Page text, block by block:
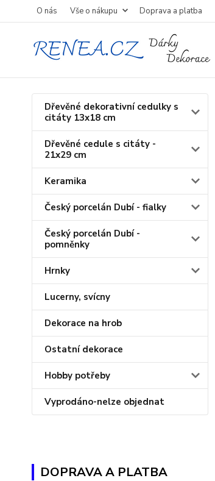
O nás Vše o nákupu Doprava a platba
Dřevěné dekorativní cedulky s
citáty 13x18 cm
Dřevěné cedule s citáty -
21x29 cm
Keramika
Český porcelán Dubí - fialky
Český porcelán Dubí -
pomněnky
Hrnky
Lucerny, svícny
Dekorace na hrob
Ostatní dekorace
Hobby potřeby
Vyprodáno-nelze objednat
DOPRAVA A PLATBA